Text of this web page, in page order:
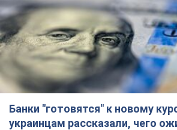
Банки "готовятся" к новому
украинцам рассказали, чего